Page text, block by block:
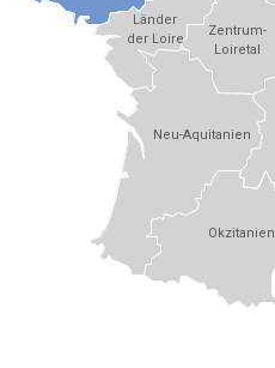
Länder
der Loire
Zentrum-
Loiretal
Neu-Aquitanien
Okzitanien